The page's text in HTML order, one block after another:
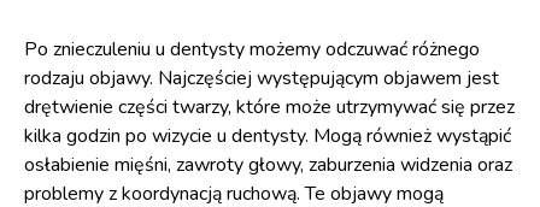
Po znieczuleniu u dentysty możemy odczuwać różnego
rodzaju objawy. Najczęściej występującym objawem jest
drętwienie części twarzy, które może utrzymywać się przez
kilka godzin po wizycie u dentysty. Mogą również wystąpić
osłabienie mięśni, zawroty głowy, zaburzenia widzenia oraz
problemy z koordynacją ruchową. Te objawy mogą